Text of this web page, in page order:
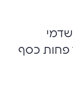
שדמי
פחות כסף